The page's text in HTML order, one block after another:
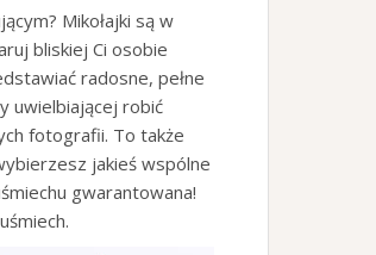
Mikołajki są w
bliskiej Ci osobie
radosne, pełne
uwielbiającej robić
fotografii. To także
jakieś wspólne
gwarantowana!